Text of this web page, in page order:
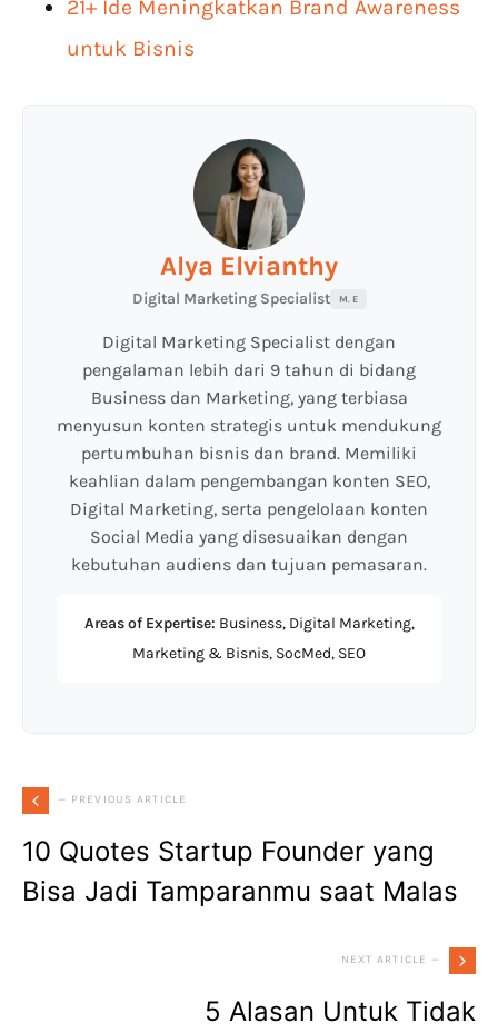
21+ Ide Meningkatkan Brand Awareness
untuk Bisnis
Alya Elvianthy
Digital Marketing Specialist M. E
Digital Marketing Specialist dengan
pengalaman lebih dari 9 tahun di bidang
Business dan Marketing, yang terbiasa
menyusun konten strategis untuk mendukung
pertumbuhan bisnis dan brand. Memiliki
keahlian dalam pengembangan konten SEO,
Digital Marketing, serta pengelolaan konten
Social Media yang disesuaikan dengan
kebutuhan audiens dan tujuan pemasaran.
Areas of Expertise: Business, Digital Marketing,
Marketing & Bisnis, SocMed, SEO
— PREVIOUS ARTICLE
10 Quotes Startup Founder yang
Bisa Jadi Tamparanmu saat Malas
NEXT ARTICLE —
5 Alasan Untuk Tidak